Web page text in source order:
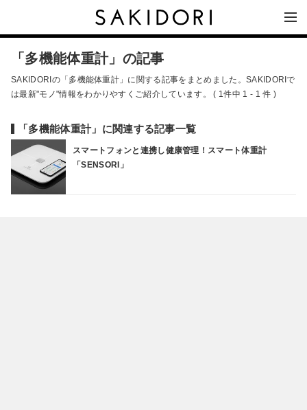
「多機能体重計」の記事
SAKIDORIの「多機能体重計」に関する記事をまとめました。SAKIDORIで
は最新"モノ"情報をわかりやすくご紹介しています。 ( 1件中 1 - 1 件 )
「多機能体重計」に関連する記事一覧
スマートフォンと連携し健康管理！スマート体重計
「SENSORI」